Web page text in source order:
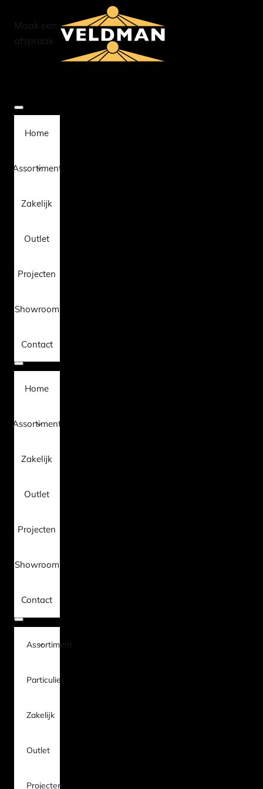
Home
Assortiment
Zakelijk
Outlet
Projecten
Showroom
Contact
Home
Assortiment
Zakelijk
Outlet
Projecten
Showroom
Contact
Assortiment
Particulier
Zakelijk
Outlet
Projecten
Maak een
afspraak